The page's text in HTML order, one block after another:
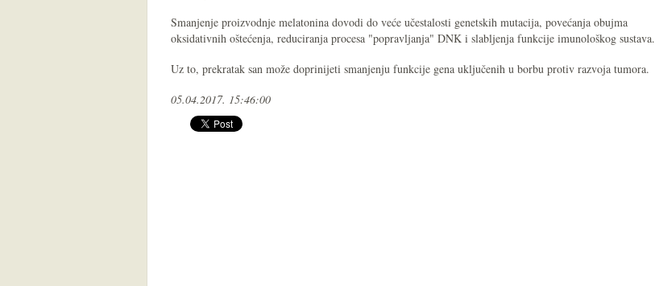
Smanjenje proizvodnje melatonina dovodi do veće učestalosti genetskih mutacija, povećanja obujma
oksidativnih oštećenja, reduciranja procesa "popravljanja" DNK i slabljenja funkcije imunološkog sustava.
Uz to, prekratak san može doprinijeti smanjenju funkcije gena uključenih u borbu protiv razvoja tumora.
05.04.2017. 15:46:00